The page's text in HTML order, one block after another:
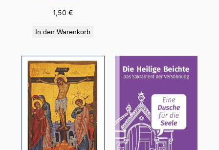
1,50€
In den Warenkorb